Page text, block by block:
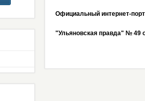
Официальный интернет-
"Ульяновская правда" № 49